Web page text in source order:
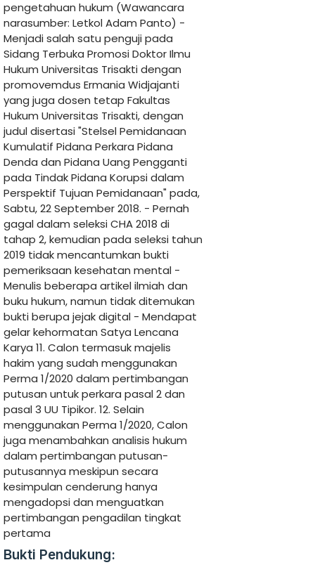
pengetahuan hukum (Wawancara
narasumber: Letkol Adam Panto) -
Menjadi salah satu penguji pada
Sidang Terbuka Promosi Doktor Ilmu
Hukum Universitas Trisakti dengan
promovemdus Ermania Widjajanti
yang juga dosen tetap Fakultas
Hukum Universitas Trisakti, dengan
judul disertasi "Stelsel Pemidanaan
Kumulatif Pidana Perkara Pidana
Denda dan Pidana Uang Pengganti
pada Tindak Pidana Korupsi dalam
Perspektif Tujuan Pemidanaan" pada,
Sabtu, 22 September 2018. - Pernah
gagal dalam seleksi CHA 2018 di
tahap 2, kemudian pada seleksi tahun
2019 tidak mencantumkan bukti
pemeriksaan kesehatan mental -
Menulis beberapa artikel ilmiah dan
buku hukum, namun tidak ditemukan
bukti berupa jejak digital - Mendapat
gelar kehormatan Satya Lencana
Karya 11. Calon termasuk majelis
hakim yang sudah menggunakan
Perma 1/2020 dalam pertimbangan
putusan untuk perkara pasal 2 dan
pasal 3 UU Tipikor. 12. Selain
menggunakan Perma 1/2020, Calon
juga menambahkan analisis hukum
dalam pertimbangan putusan-
putusannya meskipun secara
kesimpulan cenderung hanya
mengadopsi dan menguatkan
pertimbangan pengadilan tingkat
pertama
Bukti Pendukung: